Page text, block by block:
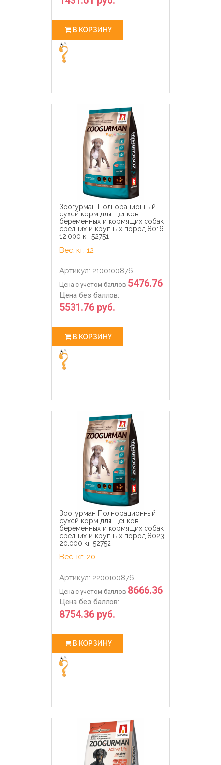
В КОРЗИНУ
Зоогурман Полнорационный
сухой корм для щенков
беременных и кормящих собак
средних и крупных пород 8016
12.000 кг 52751
Вес, кг: 12
Артикул: 2100100876
Цена с учетом баллов 5476.76
Цена без баллов:
5531.76 руб.
В КОРЗИНУ
Зоогурман Полнорационный
сухой корм для щенков
беременных и кормящих собак
средних и крупных пород 8023
20.000 кг 52752
Вес, кг: 20
Артикул: 2200100876
Цена с учетом баллов 8666.36
Цена без баллов:
8754.36 руб.
В КОРЗИНУ